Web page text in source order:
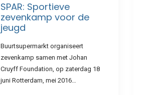
SPAR: Sportieve
zevenkamp voor de
jeugd
Buurtsupermarkt organiseert
zevenkamp samen met Johan
Cruyff Foundation, op zaterdag 18
juni Rotterdam, mei 2016…